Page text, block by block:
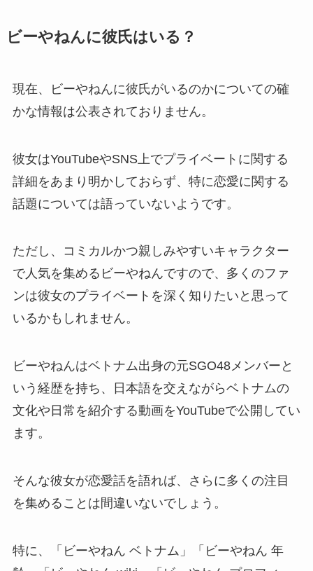
ビーやねんに彼氏はいる？
現在、ビーやねんに彼氏がいるのかについての確
かな情報は公表されておりません。
彼女はYouTubeやSNS上でプライベートに関する
詳細をあまり明かしておらず、特に恋愛に関する
話題については語っていないようです。
ただし、コミカルかつ親しみやすいキャラクター
で人気を集めるビーやねんですので、多くのファ
ンは彼女のプライベートを深く知りたいと思って
いるかもしれません。
ビーやねんはベトナム出身の元SGO48メンバーと
いう経歴を持ち、日本語を交えながらベトナムの
文化や日常を紹介する動画をYouTubeで公開してい
ます。
そんな彼女が恋愛話を語れば、さらに多くの注目
を集めることは間違いないでしょう。
特に、「ビーやねん ベトナム」「ビーやねん 年